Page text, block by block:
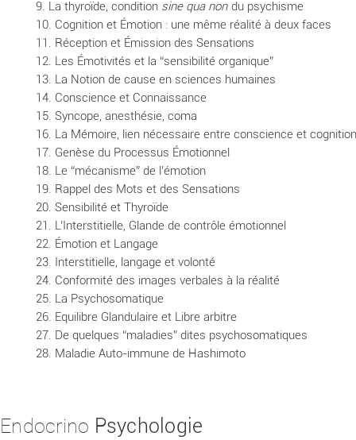
9. La thyroïde, condition sine qua non du psychisme
10. Cognition et Émotion : une même réalité à deux faces
11. Réception et Émission des Sensations
12. Les Émotivités et la “sensibilité organique”
13. La Notion de cause en sciences humaines
14. Conscience et Connaissance
15. Syncope, anesthésie, coma
16. La Mémoire, lien nécessaire entre conscience et cognition
17. Genèse du Processus Émotionnel
18. Le “mécanisme” de l’émotion
19. Rappel des Mots et des Sensations
20. Sensibilité et Thyroïde
21. L’Interstitielle, Glande de contrôle émotionnel
22. Émotion et Langage
23. Interstitielle, langage et volonté
24. Conformité des images verbales à la réalité
25. La Psychosomatique
26. Equilibre Glandulaire et Libre arbitre
27. De quelques “maladies” dites psychosomatiques
28. Maladie Auto-immune de Hashimoto
Endocrino Psychologie